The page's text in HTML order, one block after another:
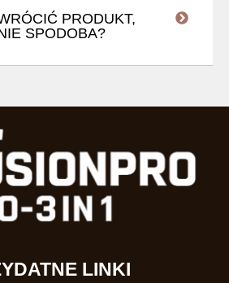
PRODUKT,
SPODOBA?
LINKI